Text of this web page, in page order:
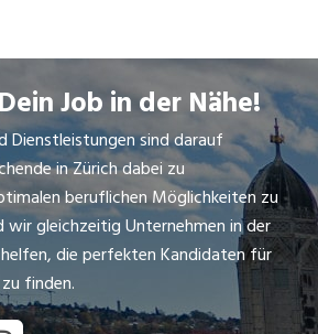
Job in der Nähe!
Dienstleistungen sind darauf
in Zürich dabei zu
beruflichen Möglichkeiten zu
gleichzeitig Unternehmen in der
die perfekten Kandidaten für
finden.